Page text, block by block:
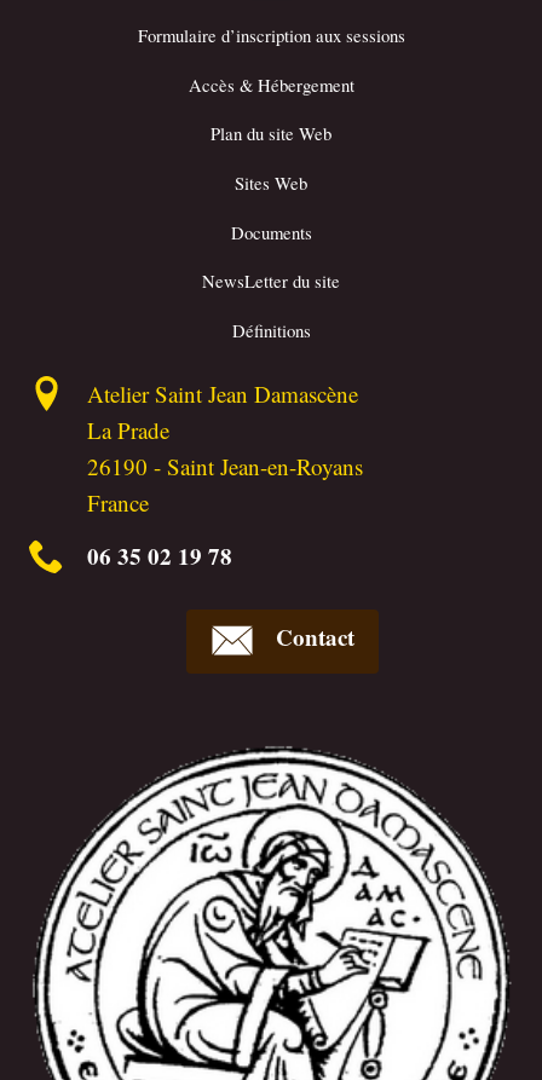
Formulaire d’inscription aux sessions
Accès & Hébergement
Plan du site Web
Sites Web
Documents
NewsLetter du site
Définitions
Atelier Saint Jean Damascène
La Prade
26190 -Saint Jean-en-Royans
France
06 35 02 19 78
Contact